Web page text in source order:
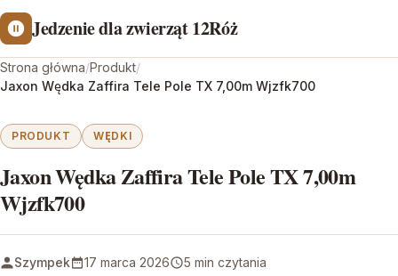
Jedzenie dla zwierząt 12Róż
Strona główna/Produkt/
Jaxon Wędka Zaffira Tele Pole TX 7,00m Wjzfk700
PRODUKT WĘDKI
Jaxon Wędka Zaffira Tele Pole TX 7,00m
Wjzfk700
Szympek 17 marca 2026 5 min czytania